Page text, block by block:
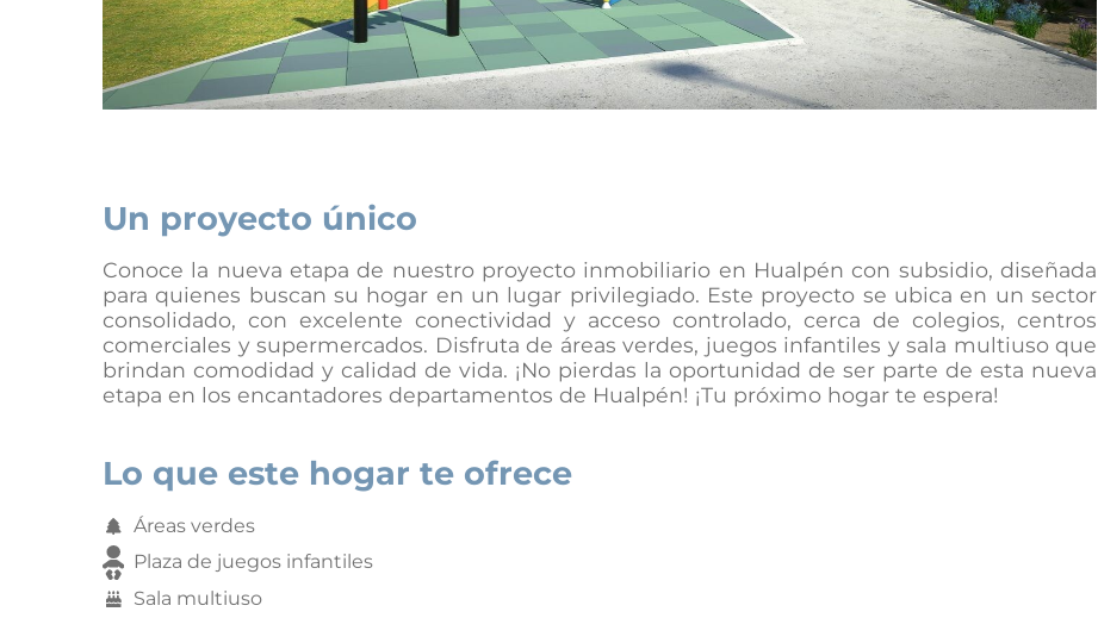
Un proyecto único
Conoce la nueva etapa de nuestro proyecto inmobiliario en Hualpén con subsidio, diseñada
para quienes buscan su hogar en un lugar privilegiado. Este proyecto se ubica en un sector
consolidado, con excelente conectividad y acceso controlado, cerca de colegios, centros
comerciales y supermercados. Disfruta de áreas verdes, juegos infantiles y sala multiuso que
brindan comodidad y calidad de vida. ¡No pierdas la oportunidad de ser parte de esta nueva
etapa en los encantadores departamentos de Hualpén! ¡Tu próximo hogar te espera!
Lo que este hogar te ofrece
Áreas verdes
Plaza de juegos infantiles
Sala multiuso